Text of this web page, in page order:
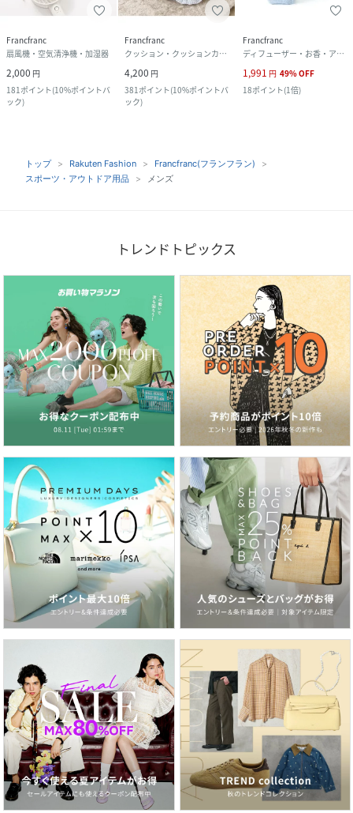
Francfranc
扇風機・空気清浄機・加湿器
2,000 円
181ポイント(10%ポイントバ
ック)
Francfranc
クッション・クッションカバー
4,200 円
381ポイント(10%ポイントバ
ック)
Francfranc
ディフューザー・お香・アロマオイル・キャンドル
1,991 円 49%OFF
18ポイント(1倍)
トップ Rakuten Fashion
Francfranc(フランフラン)
スポーツ・アウトドア用品
メンズ
トレンドトピックス